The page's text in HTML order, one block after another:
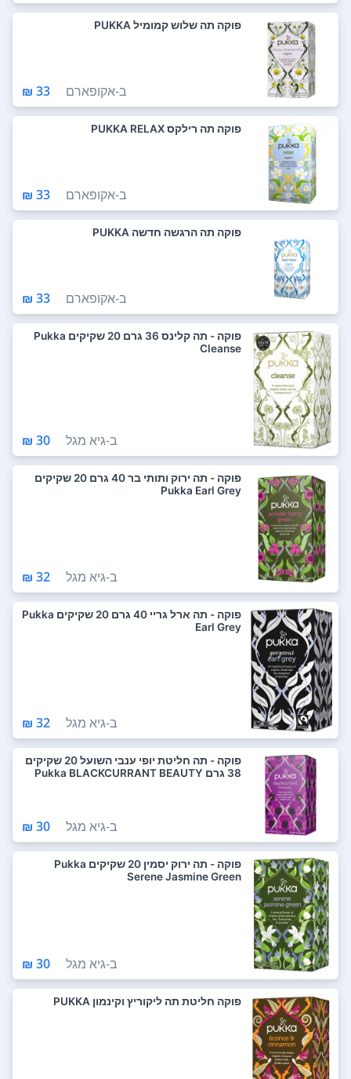
פוקה תה שלוש קמומיל PUKKA
ב-אקופארם 33 ₪
פוקה תה רילקס PUKKA RELAX
ב-אקופארם 33 ₪
פוקה תה הרגשה חדשה PUKKA
ב-אקופארם 33 ₪
פוקה - תה קלינס 36 גרם 20 שקיקים Pukka
Cleanse
ב-גיא מגל 30 ₪
פוקה - תה ירוק ותותי בר 40 גרם 20 שקיקים
Pukka Earl Grey
ב-גיא מגל 32 ₪
פוקה - תה ארל גריי 40 גרם 20 שקיקים Pukka
Earl Grey
ב-גיא מגל 32 ₪
פוקה - תה חליטת יופי ענבי השועל 20 שקיקים
38 גרם Pukka BLACKCURRANT BEAUTY
ב-גיא מגל 30 ₪
פוקה - תה ירוק יסמין 20 שקיקים Pukka
Serene Jasmine Green
ב-גיא מגל 30 ₪
פוקה חליטת תה ליקוריץ וקינמון PUKKA